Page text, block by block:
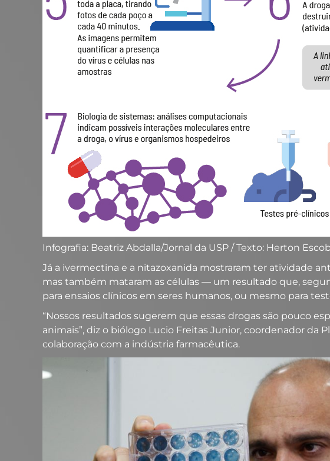
Infografia: Beatriz Abdalla/Jornal da USP / Texto: Herton
Já a ivermectina e a nitazoxanida mostraram ter atividade
mas também mataram as células — um resultado que,
para ensaios clínicos em seres humanos, ou mesmo para
“Nossos resultados sugerem que essas drogas são pouco
animais”, diz o biólogo Lucio Freitas Junior, coordenador da
colaboração com a indústria farmacêutica.